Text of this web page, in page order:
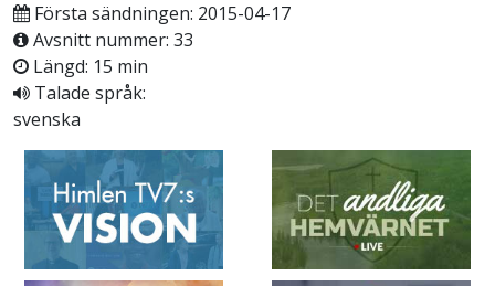
Första sändningen: 2015-04-17
Avsnitt nummer: 33
Längd: 15 min
Talade språk:
svenska